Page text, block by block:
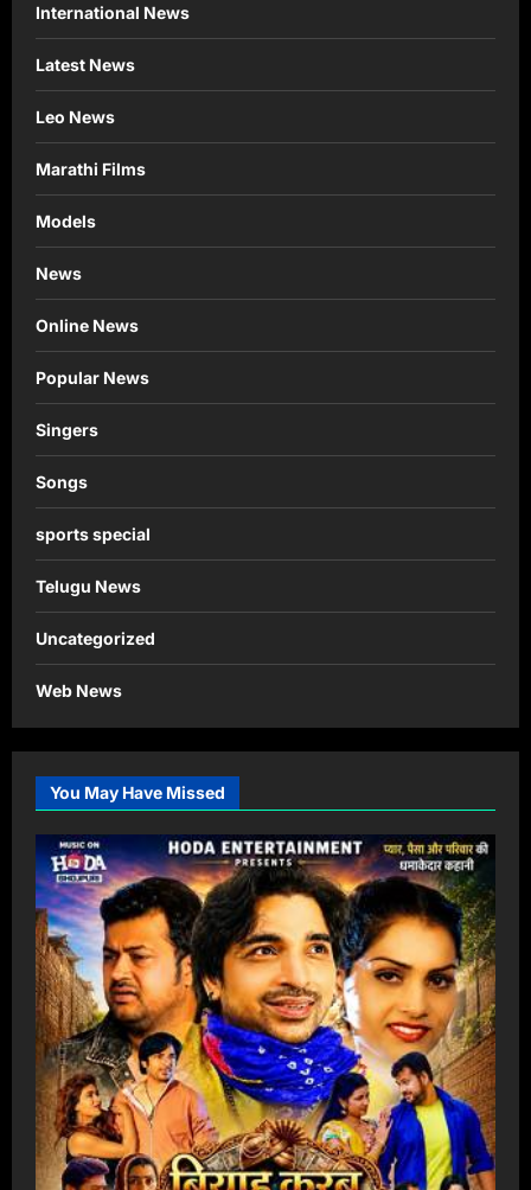
International News
Latest News
Leo News
Marathi Films
Models
News
Online News
Popular News
Singers
Songs
sports special
Telugu News
Uncategorized
Web News
You May Have Missed